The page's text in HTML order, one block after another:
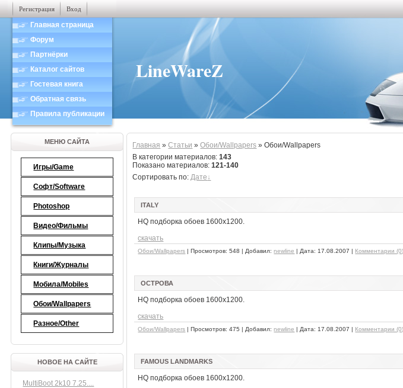
Регистрация Вход
Главная страница
Форум
Партнёрки
Каталог сайтов
Гостевая книга
Обратная связь
Правила публикации
LineWareZ
МЕНЮ САЙТА
Игры/Game
Софт/Software
Photoshop
Видео/Фильмы
Клипы/Музыка
Книги/Журналы
Мобила/Mobiles
Обои/Wallpapers
Разное/Other
НОВОЕ НА САЙТЕ
MultiBoot 2k10 7.25....
Главная »Статьи »Обои/Wallpapers » Обои/Wallpapers
В категории материалов:143
Показано материалов:121-140
Сортировать по:Дате
ITALY
HQ подборка обоев 1600x1200.
скачать
Обои/Wallpapers | Просмотров: 548 | Добавил:newline | Дата: 17.08.2007 | Комментарии (0)
ОСТРОВА
HQ подборка обоев 1600x1200.
скачать
Обои/Wallpapers | Просмотров: 475 | Добавил:newline | Дата: 17.08.2007 | Комментарии (0)
FAMOUS LANDMARKS
HQ подборка обоев 1600x1200.